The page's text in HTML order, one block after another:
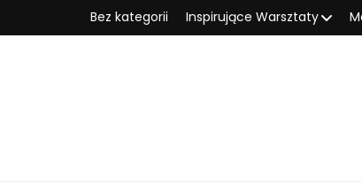
Bez kategorii Inspirujące Warsztaty